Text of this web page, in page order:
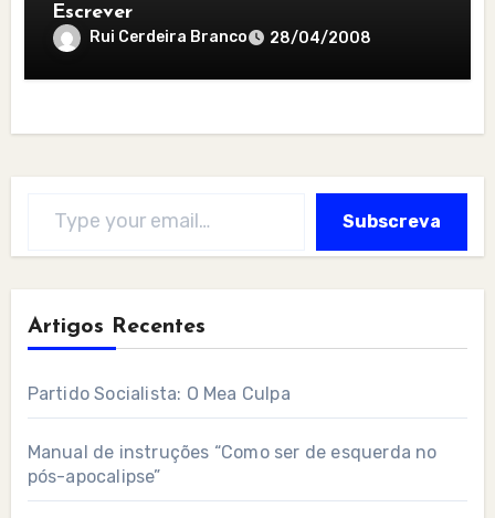
Escrever
Rui Cerdeira Branco 28/04/2008
Subscreva
Artigos Recentes
Partido Socialista: O Mea Culpa
Manual de instruções “Como ser de esquerda no
pós-apocalipse”